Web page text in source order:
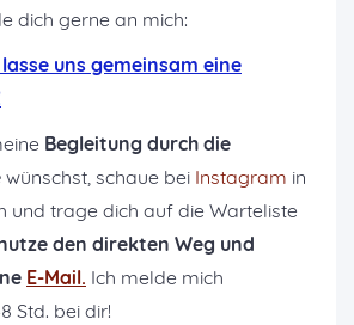
dich gerne an mich:
uns gemeinsam eine
Begleitung durch die
wünschst, schaue bei Instagram in
und trage dich auf die Warteliste
den direkten Weg und
E-Mail. Ich melde mich
Std. bei dir!